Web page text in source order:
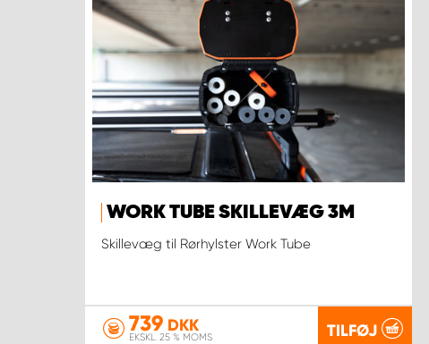
WORK TUBE SKILLEVÆG 3M
Skillevæg til Rørhylster Work Tube
739 DKK
EKSKL. 25 % MOMS TILFØJ